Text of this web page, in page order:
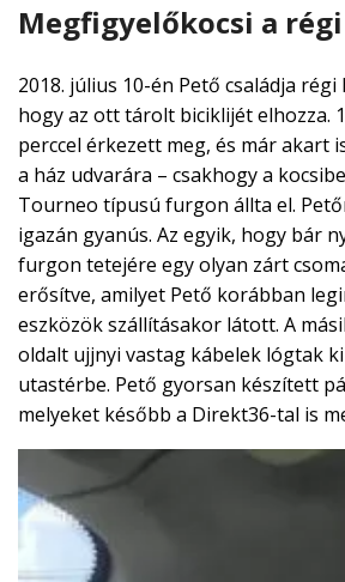
Megfigyelőkocsi a
2018. július 10-én Pető családja
hogy az ott tárolt biciklijét elhozza.
perccel érkezett meg, és már akart
a ház udvarára – csakhogy a
Tourneo típusú furgon állta el.
igazán gyanús. Az egyik, hogy bár
furgon tetejére egy olyan zárt
erősítve, amilyet Pető korábban
eszközök szállításakor látott. A
oldalt ujjnyi vastag kábelek lógtak
utastérbe. Pető gyorsan készített
melyeket később a Direkt36-tal is